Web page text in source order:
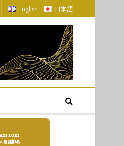
English 日本語